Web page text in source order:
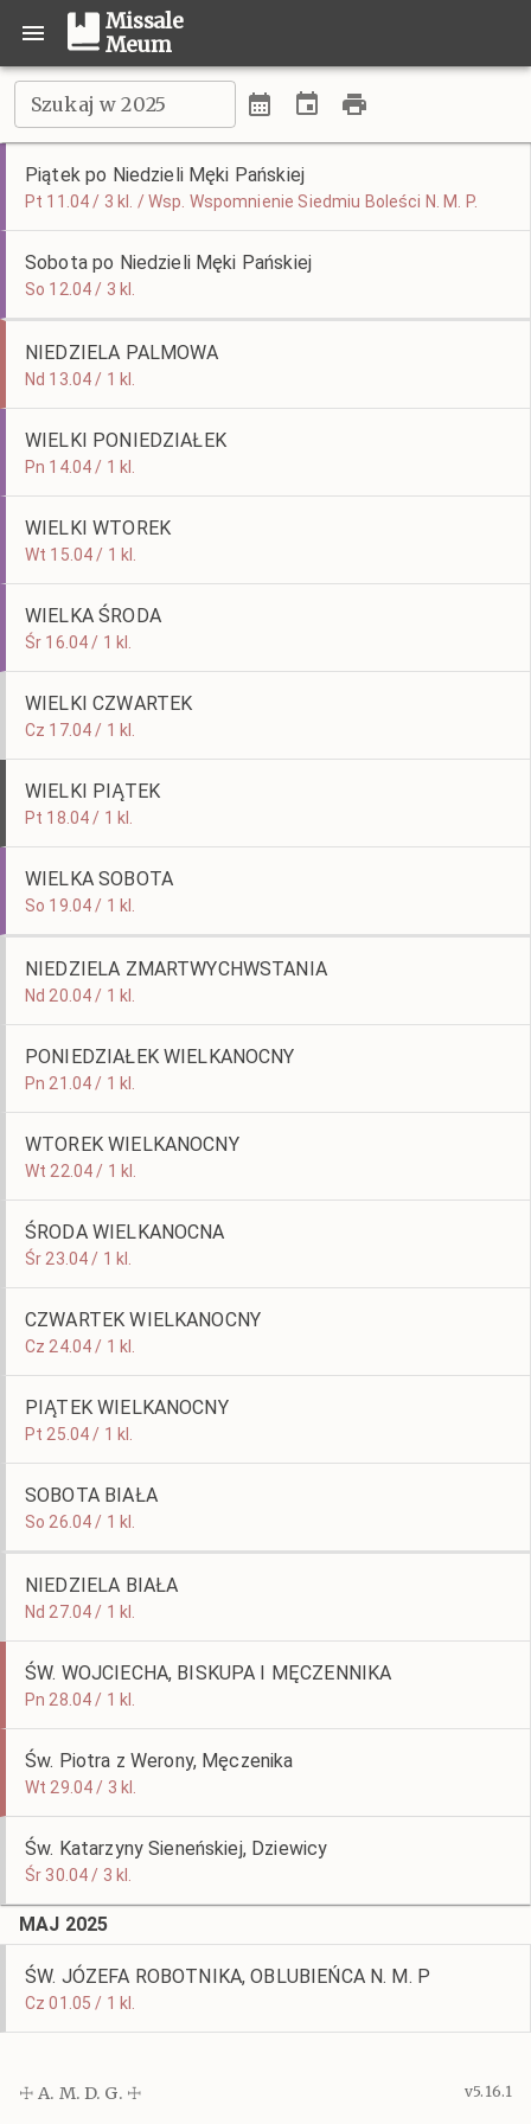
Missale
Meum
Szukaj w 2025
Piątek po Niedzieli Męki Pańskiej
Pt 11.04 / 3 kl. / Wsp. Wspomnienie Siedmiu Boleści N. M. P.
Sobota po Niedzieli Męki Pańskiej
So 12.04 / 3 kl.
NIEDZIELA PALMOWA
Nd 13.04 / 1 kl.
WIELKI PONIEDZIAŁEK
Pn 14.04 / 1 kl.
WIELKI WTOREK
Wt 15.04 / 1 kl.
WIELKA ŚRODA
Śr 16.04 / 1 kl.
WIELKI CZWARTEK
Cz 17.04 / 1 kl.
WIELKI PIĄTEK
Pt 18.04 / 1 kl.
WIELKA SOBOTA
So 19.04 / 1 kl.
NIEDZIELA ZMARTWYCHWSTANIA
Nd 20.04 / 1 kl.
PONIEDZIAŁEK WIELKANOCNY
Pn 21.04 / 1 kl.
WTOREK WIELKANOCNY
Wt 22.04 / 1 kl.
ŚRODA WIELKANOCNA
Śr 23.04 / 1 kl.
CZWARTEK WIELKANOCNY
Cz 24.04 / 1 kl.
PIĄTEK WIELKANOCNY
Pt 25.04 / 1 kl.
SOBOTA BIAŁA
So 26.04 / 1 kl.
NIEDZIELA BIAŁA
Nd 27.04 / 1 kl.
ŚW. WOJCIECHA, BISKUPA I MĘCZENNIKA
Pn 28.04 / 1 kl.
Św. Piotra z Werony, Męczenika
Wt 29.04 / 3 kl.
Św. Katarzyny Sieneńskiej, Dziewicy
Śr 30.04 / 3 kl.
MAJ 2025
ŚW. JÓZEFA ROBOTNIKA, OBLUBIEŃCA N. M. P
Cz 01.05 / 1 kl.
☩ A. M. D. G. ☩ v5.16.1